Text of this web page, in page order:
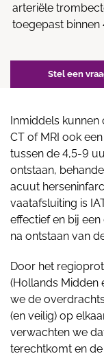
arteriële
toegepast binnen
Stel een
Inmiddels
CT of MRI ook
tussen de 4,5-9
ontstaan,
acuut
vaatafsluiting is
effectief en bij
na ontstaan van
Door het
(Hollands Midden
we de
(en veilig) op
verwachten we
terechtkomt en de